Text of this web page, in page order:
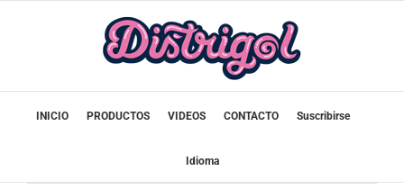
INICIO PRODUCTOS VIDEOS CONTACTO Suscribirse
Idioma